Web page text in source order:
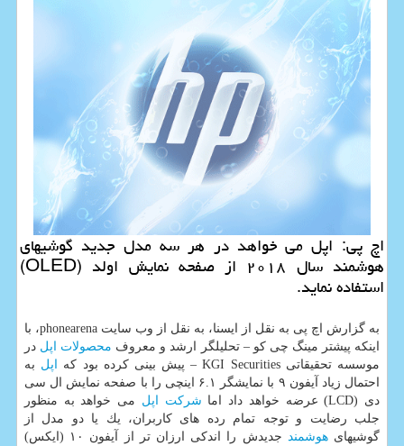
اچ پی: اپل می خواهد در هر سه مدل جدید گوشیهای
هوشمند سال ۲۰۱۸ از صفحه نمایش اولد (OLED)
استفاده نماید.
به گزارش اچ پی به نقل از ایسنا، به نقل از وب سایت phonearena، با
اینكه پیشتر مینگ چی كو – تحلیلگر ارشد و معروف محصولات اپل در
موسسه تحقیقاتی KGI Securities – پیش بینی كرده بود كه
اپل به
احتمال زیاد آیفون ۹ با نمایشگر ۶.۱ اینچی را با صفحه نمایش ال سی
دی (LCD) عرضه خواهد داد اما
شركت اپل می خواهد به منظور
جلب رضایت و توجه تمام رده های كاربران، یك یا دو مدل از
گوشیهایهوشمند
جدیدش را اندكی ارزان تر از آیفون ۱۰ (ایكس)